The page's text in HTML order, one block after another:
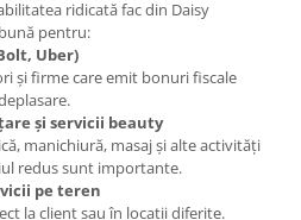
ridicată fac din Daisy
pentru:
Uber)
și firme care emit bonuri fiscale
și servicii beauty
manichiură, masaj și alte activități
redus sunt importante.
pe teren
la client sau în locații diferite.